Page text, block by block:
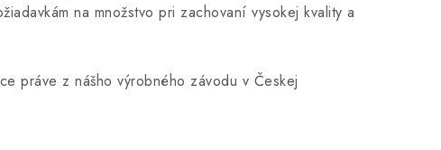
na množstvo pri zachovaní vysokej kvality a
práve z nášho výrobného závodu v Českej